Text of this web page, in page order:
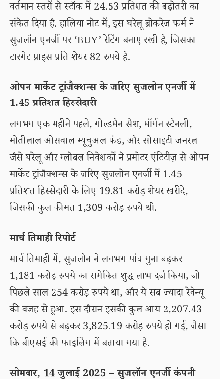
वर्तमान स्तरों से स्टॉक में 24.53 प्रतिशत की बढ़ोतरी का
संकेत दिया है. हालिया नोट में, इस घरेलू ब्रोकरेज फर्म ने
सुजलॉन एनर्जी पर ‘BUY’ रेटिंग बनाए रखी है, जिसका
टारगेट प्राइस प्रति शेयर 82 रुपये है.
ओपन मार्केट ट्रांजैक्शन्स के जरिए सुजलोन एनर्जी में
1.45 प्रतिशत हिस्सेदारी
लगभग एक महीने पहले, गोल्डमैन सैश, मॉर्गन स्टैनली,
मोतीलाल ओसवाल म्यूचुअल फंड, और सोसाइटी जनरल
जैसे घरेलू और ग्लोबल निवेशकों ने प्रमोटर एंटिटीज़ से ओपन
मार्केट ट्रांजैक्शन्स के जरिए सुजलोन एनर्जी में 1.45
प्रतिशत हिस्सेदारी के लिए 19.81 करोड़ शेयर खरीदे,
जिसकी कुल कीमत 1,309 करोड़ रुपये थी.
मार्च तिमाही रिपोर्ट
मार्च तिमाही में, सुजलोन ने लगभग पांच गुना बढ़कर
1,181 करोड़ रुपये का समेकित शुद्ध लाभ दर्ज किया, जो
पिछले साल 254 करोड़ रुपये था, और ये सब ज्यादा रेवेन्यू
की वजह से हुआ. इस दौरान इसकी कुल आय 2,207.43
करोड़ रुपये से बढ़कर 3,825.19 करोड़ रुपये हो गई, जैसा
कि बीएसई की फाइलिंग में बताया गया है.
सोमवार, 14 जुलाई 2025 – सुजलॉन एनर्जी कंपनी